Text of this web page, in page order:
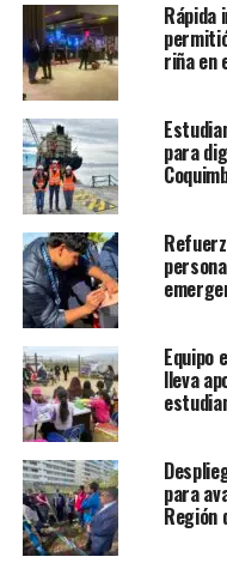
Rápida
riña en
para
Equipo
lleva
para
Región